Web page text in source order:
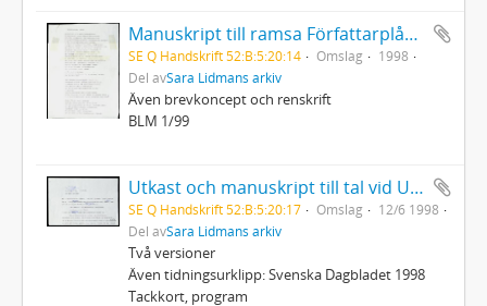
Manuskript till ramsa Författarplågan i Norden
SE Q Handskrift 52:B:5:20:14 Omslag
1998
Del avSara Lidmans arkiv
Även brevkoncept och renskrift
BLM 1/99
Utkast och manuskript till tal vid Ulla Torpes bår
SE Q Handskrift 52:B:5:20:17 Omslag
12/6 1998
Del avSara Lidmans arkiv
Två versioner
Även tidningsurklipp: Svenska Dagbladet 1998
Tackkort, program